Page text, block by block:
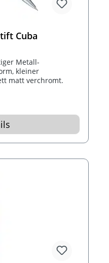
Cuba
Metall-
kleiner
matt verchromt.